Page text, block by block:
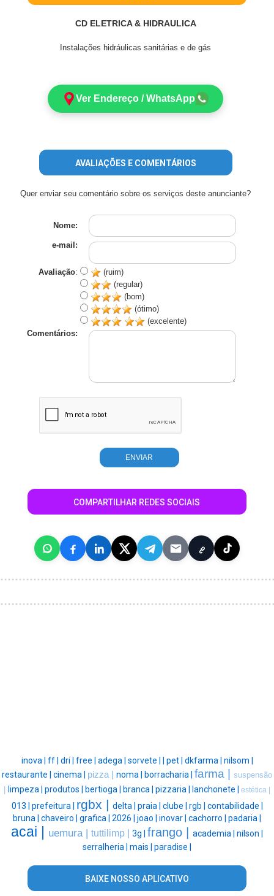
CD ELETRICA & HIDRAULICA
Instalações hidráulicas sanitárias e de gás
Ver Endereço / WhatsApp
AVALIAÇÕES E COMENTÁRIOS
Quer enviar seu comentário sobre os serviços deste anunciante?
Nome:
e-mail:
Avaliação:
(ruim)
(regular)
(bom)
(ótimo)
(excelente)
Comentários:
COMPARTILHAR REDES SOCIAIS
inova | ff | dri | free | adega | sorvete | pet | dkfarma | nilsom |
restaurante | cinema | pizza | noma | borracharia | farma |
suspensão
limpeza | produtos | bertioga | branca | pizzaria | lanchonete | estética |
013 | prefeitura | rgbx | delta | praia | clube | rgb | contabilidade |
bruna | chaveiro | grafica | 2026 | joao | inovar | cachorro | padaria |
acai | uemura | tuttilimp | 3g | frango | academia | nilson |
serralheria | mais | paradise |
BAIXE NOSSO APLICATIVO